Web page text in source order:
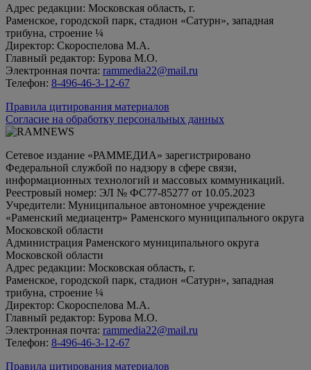
Адрес редакции: Московская область, г.
Раменское, городской парк, стадион «Сатурн», западная
трибуна, строение ¼
Директор: Скороспелова М.А.
Главный редактор: Бурова М.О.
Электронная почта: rammedia22@mail.ru
Телефон: 8-496-46-3-12-67
Правила цитирования материалов
Согласие на обработку персональных данных
Сетевое издание «РАММЕДИА» зарегистрировано
Федеральной службой по надзору в сфере связи,
информационных технологий и массовых коммуникаций.
Реестровый номер: ЭЛ № ФС77-85277 от 10.05.2023
Учредители: Муниципальное автономное учреждение
«Раменский медиацентр» Раменского муниципального округа
Московской области
Администрация Раменского муниципального округа
Московской области
Адрес редакции: Московская область, г.
Раменское, городской парк, стадион «Сатурн», западная
трибуна, строение ¼
Директор: Скороспелова М.А.
Главный редактор: Бурова М.О.
Электронная почта: rammedia22@mail.ru
Телефон: 8-496-46-3-12-67
Правила цитирования материалов